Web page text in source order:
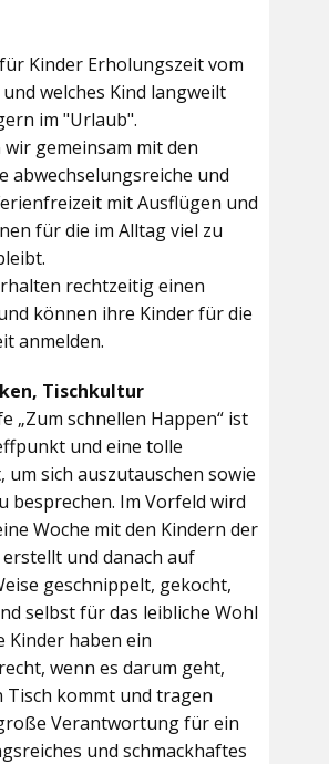
Kinder Erholungszeit vom
welches Kind langweilt
im "Urlaub".
gemeinsam mit den
abwechselungsreiche und
mit Ausflügen und
für die im Alltag viel zu
rechtzeitig einen
können ihre Kinder für die
anmelden.
Tischkultur
„Zum schnellen Happen“ ist
und eine tolle
um sich auszutauschen sowie
besprechen. Im Vorfeld wird
Woche mit den Kindern der
und danach auf
geschnippelt, gekocht,
selbst für das leibliche Wohl
Kinder haben ein
wenn es darum geht,
Tisch kommt und tragen
Verantwortung für ein
und schmackhaftes